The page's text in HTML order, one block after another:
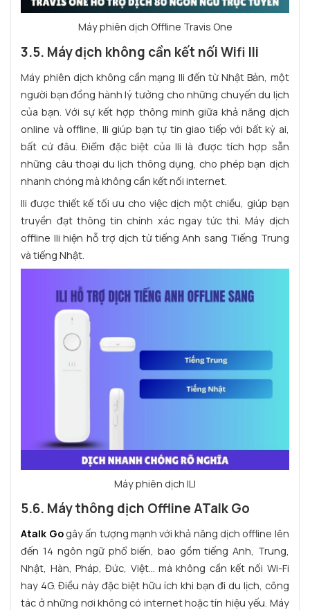
Máy phiên dịch Offline Travis One
3.5. Máy dịch không cần kết nối Wifi Ili
Máy phiên dịch không cần mạng Ili đến từ Nhật Bản, một
người bạn đồng hành lý tưởng cho những chuyến du lịch
của bạn. Với sự kết hợp thông minh giữa khả năng dịch
online và offline, Ili giúp bạn tự tin giao tiếp với bất kỳ ai,
bất cứ đâu. Điểm đặc biệt của Ili là được tích hợp sẵn
những câu thoại du lịch thông dụng, cho phép bạn dịch
nhanh chóng mà không cần kết nối internet.
Ili được thiết kế tối ưu cho việc dịch một chiều, giúp bạn
truyền đạt thông tin chính xác ngay tức thì. Máy dịch
offline Ili hiện hỗ trợ dịch từ tiếng Anh sang Tiếng Trung
và tiếng Nhật.
Máy phiên dịch ILI
5.6. Máy thông dịch Offline ATalk Go
Atalk Gogây ấn tượng mạnh với khả năng dịch offline lên
đến 14 ngôn ngữ phổ biến, bao gồm tiếng Anh, Trung,
Nhật, Hàn, Pháp, Đức, Việt… mà không cần kết nối Wi-Fi
hay 4G. Điều này đặc biệt hữu ích khi bạn đi du lịch, công
tác ở những nơi không có internet hoặc tín hiệu yếu. Máy